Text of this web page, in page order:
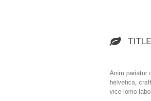
Anim pariatur
helvetica,
vice lomo